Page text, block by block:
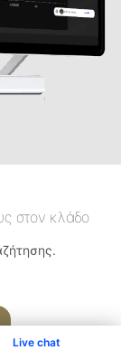
Live chat
στον κλάδο